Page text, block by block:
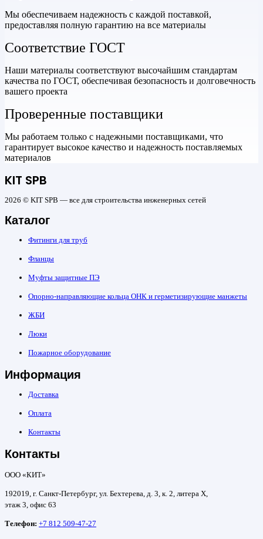
Мы обеспечиваем надежность с каждой поставкой,
предоставляя полную гарантию на все материалы
Соответствие ГОСТ
Наши материалы соответствуют высочайшим стандартам
качества по ГОСТ, обеспечивая безопасность и долговечность
вашего проекта
Проверенные поставщики
Мы работаем только с надежными поставщиками, что
гарантирует высокое качество и надежность поставляемых
материалов
KIT SPB
2026 © KIT SPB — все для строительства инженерных сетей
Каталог
Фитинги для труб
Фланцы
Муфты защитные ПЭ
Опорно-направляющие кольца ОНК и герметизирующие манжеты
ЖБИ
Люки
Пожарное оборудование
Информация
Доставка
Оплата
Контакты
Контакты
ООО «КИТ»
192019, г. Санкт-Петербург, ул. Бехтерева, д. 3, к. 2, литера Х,
этаж 3, офис 63
Телефон: +7 812 509-47-27